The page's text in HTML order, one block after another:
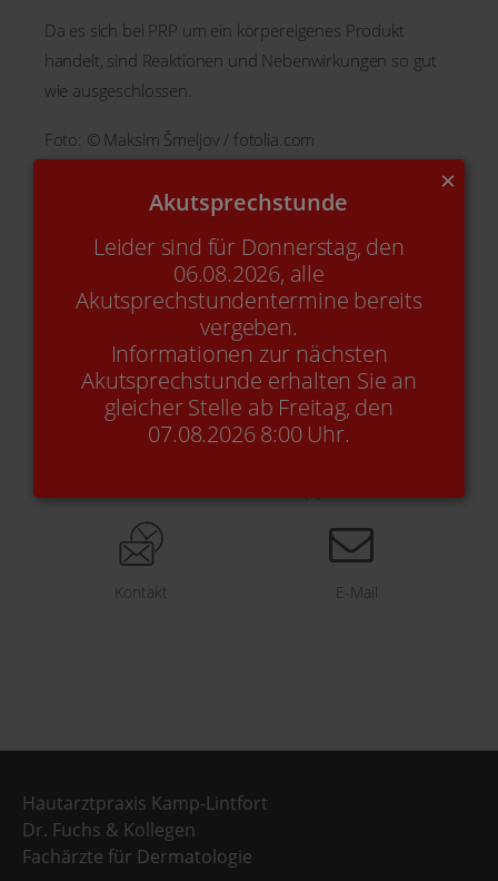
×
Akutsprechstunde
Leider sind für Donnerstag, den
06.08.2026, alle
Akutsprechstundentermine bereits
vergeben.
Informationen zur nächsten
Akutsprechstunde erhalten Sie an
gleicher Stelle ab Freitag, den
07.08.2026 8:00 Uhr.
Da es sich bei PRP um ein körpereigenes Produkt
handelt, sind Reaktionen und Nebenwirkungen so gut
wie ausgeschlossen.
Foto: © Maksim Šmeljov / fotolia.com
Zurück zu Alle News
Kontakt E-Mail
Hautarztpraxis Kamp-Lintfort
Dr. Fuchs & Kollegen
Fachärzte für Dermatologie